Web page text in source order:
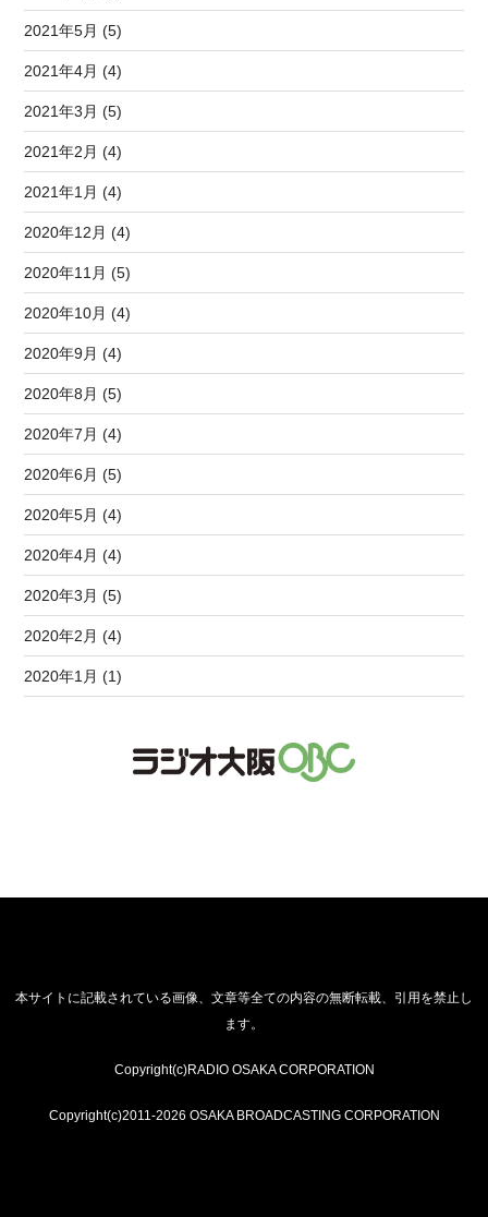
2021年5月 (5)
2021年4月 (4)
2021年3月 (5)
2021年2月 (4)
2021年1月 (4)
2020年12月 (4)
2020年11月 (5)
2020年10月 (4)
2020年9月 (4)
2020年8月 (5)
2020年7月 (4)
2020年6月 (5)
2020年5月 (4)
2020年4月 (4)
2020年3月 (5)
2020年2月 (4)
2020年1月 (1)
本サイトに記載されている画像、文章等全ての内容の無断転載、引用を禁止し
ます。
Copyright(c)RADIO OSAKA CORPORATION
Copyright(c)2011-2026 OSAKA BROADCASTING CORPORATION